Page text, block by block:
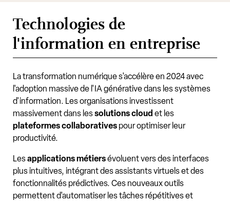
Technologies de
l'information en entreprise
La transformation numérique s'accélère en 2024 avec
l'adoption massive de l'IA générative dans les systèmes
d'information. Les organisations investissent
massivement dans lessolutions cloud et les
plateformes collaboratives pour optimiser leur
productivité.
Lesapplications métiersévoluent vers des interfaces
plus intuitives, intégrant des assistants virtuels et des
fonctionnalités prédictives. Ces nouveaux outils
permettent d'automatiser les tâches répétitives et